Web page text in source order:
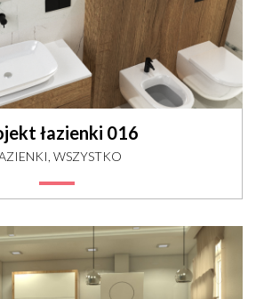
łazienki 016
WSZYSTKO